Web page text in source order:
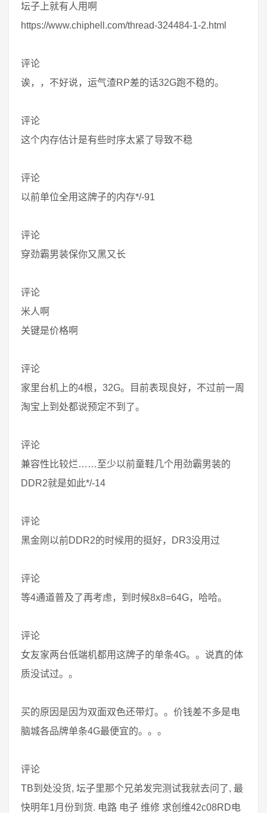
坛子上就有人用啊
https://www.chiphell.com/thread-324484-1-2.html
评论
诶，，不好说，运气渣RP差的话32G跑不稳的。
评论
这个内存估计是有些时序太紧了导致不稳
评论
以前单位全用这牌子的内存*/-91
评论
穿劲霸男装保你又黑又长
评论
米人啊
关键是价格啊
评论
家里台机上的4根，32G。目前表现良好，不过前一周
淘宝上到处都说预定不到了。
评论
兼容性比较烂……至少以前童鞋几个用劲霸男装的
DDR2就是如此*/-14
评论
黑金刚以前DDR2的时候用的挺好，DR3没用过
评论
等4通道普及了再考虑，到时候8x8=64G，哈哈。
评论
女友家两台低端机都用这牌子的单条4G。。说真的体
质没试过。。
买的原因是因为双面双色还带灯。。价钱差不多是电
脑城各品牌单条4G最便宜的。。。
评论
TB到处没货, 坛子里那个兄弟发完测试我就去问了, 最
快明年1月份到货. 电路 电子 维修 求创维42c08RD电